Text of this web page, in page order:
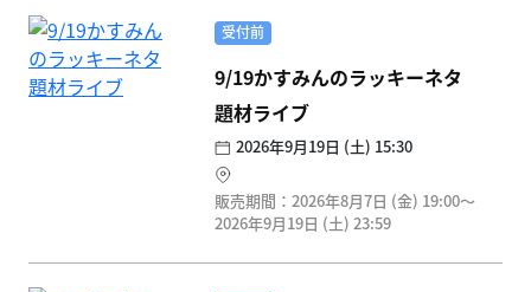
受付前
9/19かすみんのラッキーネタ
題材ライブ
2026年9月19日 (土) 15:30
販売期間：2026年8月7日 (金) 19:00〜
2026年9月19日 (土) 23:59